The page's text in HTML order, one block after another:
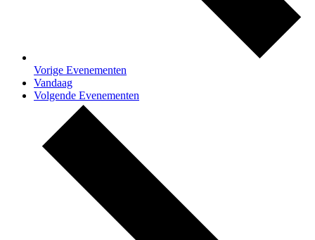
Vorige Evenementen
Vandaag
Volgende Evenementen